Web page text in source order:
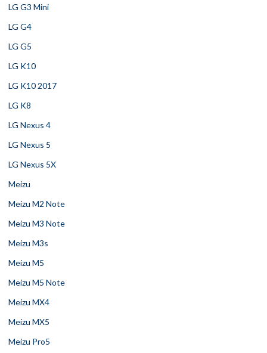
LG G3 Mini
LG G4
LG G5
LG K10
LG K10 2017
LG K8
LG Nexus 4
LG Nexus 5
LG Nexus 5X
Meizu
Meizu M2 Note
Meizu M3 Note
Meizu M3s
Meizu M5
Meizu M5 Note
Meizu MX4
Meizu MX5
Meizu Pro5